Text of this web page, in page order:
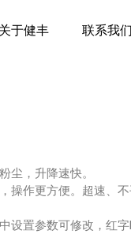
关于健丰 联系我们
尘，升降速快。
操作更方便。超速、
设置参数可修改，红